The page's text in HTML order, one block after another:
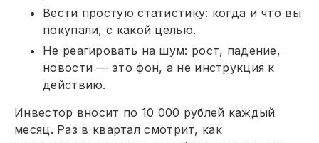
Вести простую статистику: когда и что вы
покупали, с какой целью.
Не реагировать на шум: рост, падение,
новости — это фон, а не инструкция к
действию.
Инвестор вносит по 10 000 рублей каждый
месяц. Раз в квартал смотрит, как